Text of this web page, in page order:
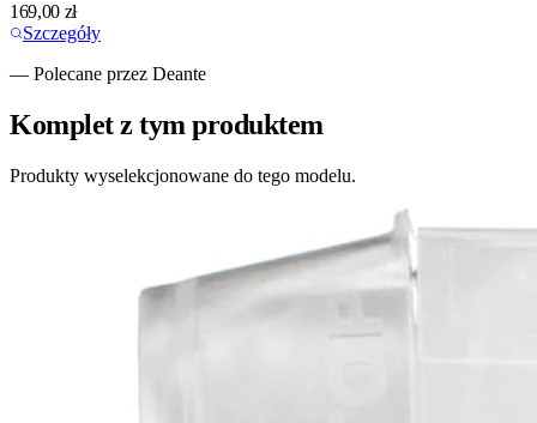
169,00 zł
Szczegóły
— Polecane przez Deante
Komplet z tym produktem
Produkty wyselekcjonowane do tego modelu.